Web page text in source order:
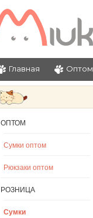
Главная Оптом
ОПТОМ
Сумки оптом
Рюкзаки оптом
РОЗНИЦА
Сумки